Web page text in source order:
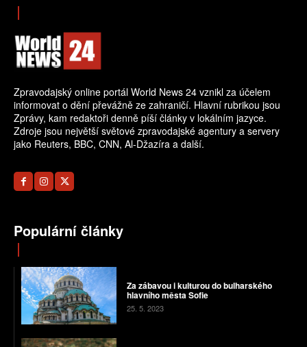
Zpravodajský online portál World News 24 vznikl za účelem
informovat o dění převážně ze zahraničí. Hlavní rubrikou jsou
Zprávy, kam redaktoři denně píší články v lokálním jazyce.
Zdroje jsou největší světové zpravodajské agentury a servery
jako Reuters, BBC, CNN, Al-Džazíra a další.
Populární články
Za zábavou i kulturou do bulharského
hlavního města Sofie
25. 5. 2023